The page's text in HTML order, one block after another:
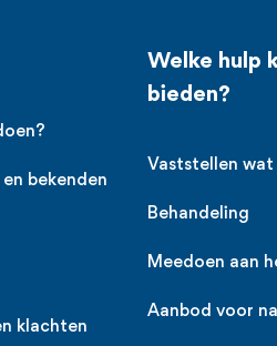
bekenden
klachten
Welke hulp
bieden?
Vaststellen wat
Behandeling
Meedoen aan
Aanbod voor